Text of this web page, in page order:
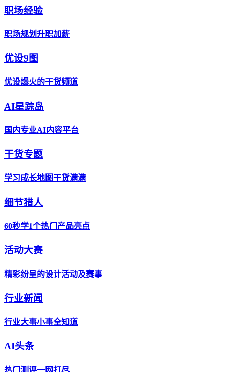
职场经验
职场规划升职加薪
优设9图
优设爆火的干货频道
AI星踪岛
国内专业AI内容平台
干货专题
学习成长地图干货满满
细节猎人
60秒学1个热门产品亮点
活动大赛
精彩纷呈的设计活动及赛事
行业新闻
行业大事小事全知道
AI头条
热门测评一网打尽